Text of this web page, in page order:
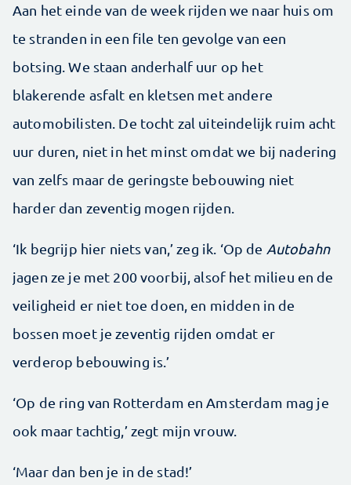
Aan het einde van de week rijden we naar huis om
te stranden in een file ten gevolge van een
botsing. We staan anderhalf uur op het
blakerende asfalt en kletsen met andere
automobilisten. De tocht zal uiteindelijk ruim acht
uur duren, niet in het minst omdat we bij nadering
van zelfs maar de geringste bebouwing niet
harder dan zeventig mogen rijden.
‘Ik begrijp hier niets van,’ zeg ik. ‘Op de Autobahn
jagen ze je met 200 voorbij, alsof het milieu en de
veiligheid er niet toe doen, en midden in de
bossen moet je zeventig rijden omdat er
verderop bebouwing is.’
‘Op de ring van Rotterdam en Amsterdam mag je
ook maar tachtig,’ zegt mijn vrouw.
‘Maar dan ben je in de stad!’